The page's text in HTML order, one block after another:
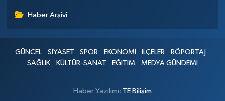
Haber Arşivi
GÜNCEL SİYASET SPOR EKONOMİ İLÇELER
RÖPORTAJ
SAĞLIK
KÜLTÜR-SANAT EĞİTİM MEDYA GÜNDEMİ
Haber Yazılımı: TE Bilişim